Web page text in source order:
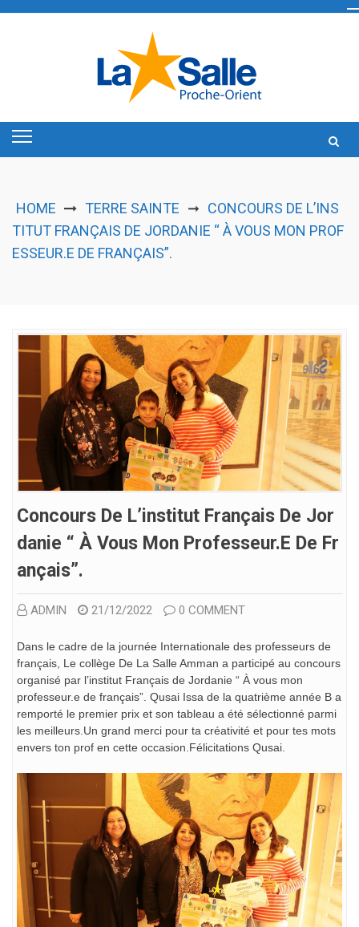
HOME TERRE SAINTE ➞ CONCOURS DE L’INS
TITUT FRANÇAIS DE JORDANIE “ À VOUS MON PROF
ESSEUR.E DE FRANÇAIS”.
Concours De L’institut Français De Jor
Danie “ À Vous Mon Professeur.e De Fr
Ançais”.
ADMIN 21/12/2022 0 COMMENT
Dans le cadre de la journée Internationale des professeurs de
français, Le collège De La Salle Amman a participé au concours
organisé par l’institut Français de Jordanie “ À vous mon
professeur.e de français”. Qusai Issa de la quatrième année B a
remporté le premier prix et son tableau a été sélectionné parmi
les meilleurs.Un grand merci pour ta créativité et pour tes mots
envers ton prof en cette occasion.Félicitations Qusai.